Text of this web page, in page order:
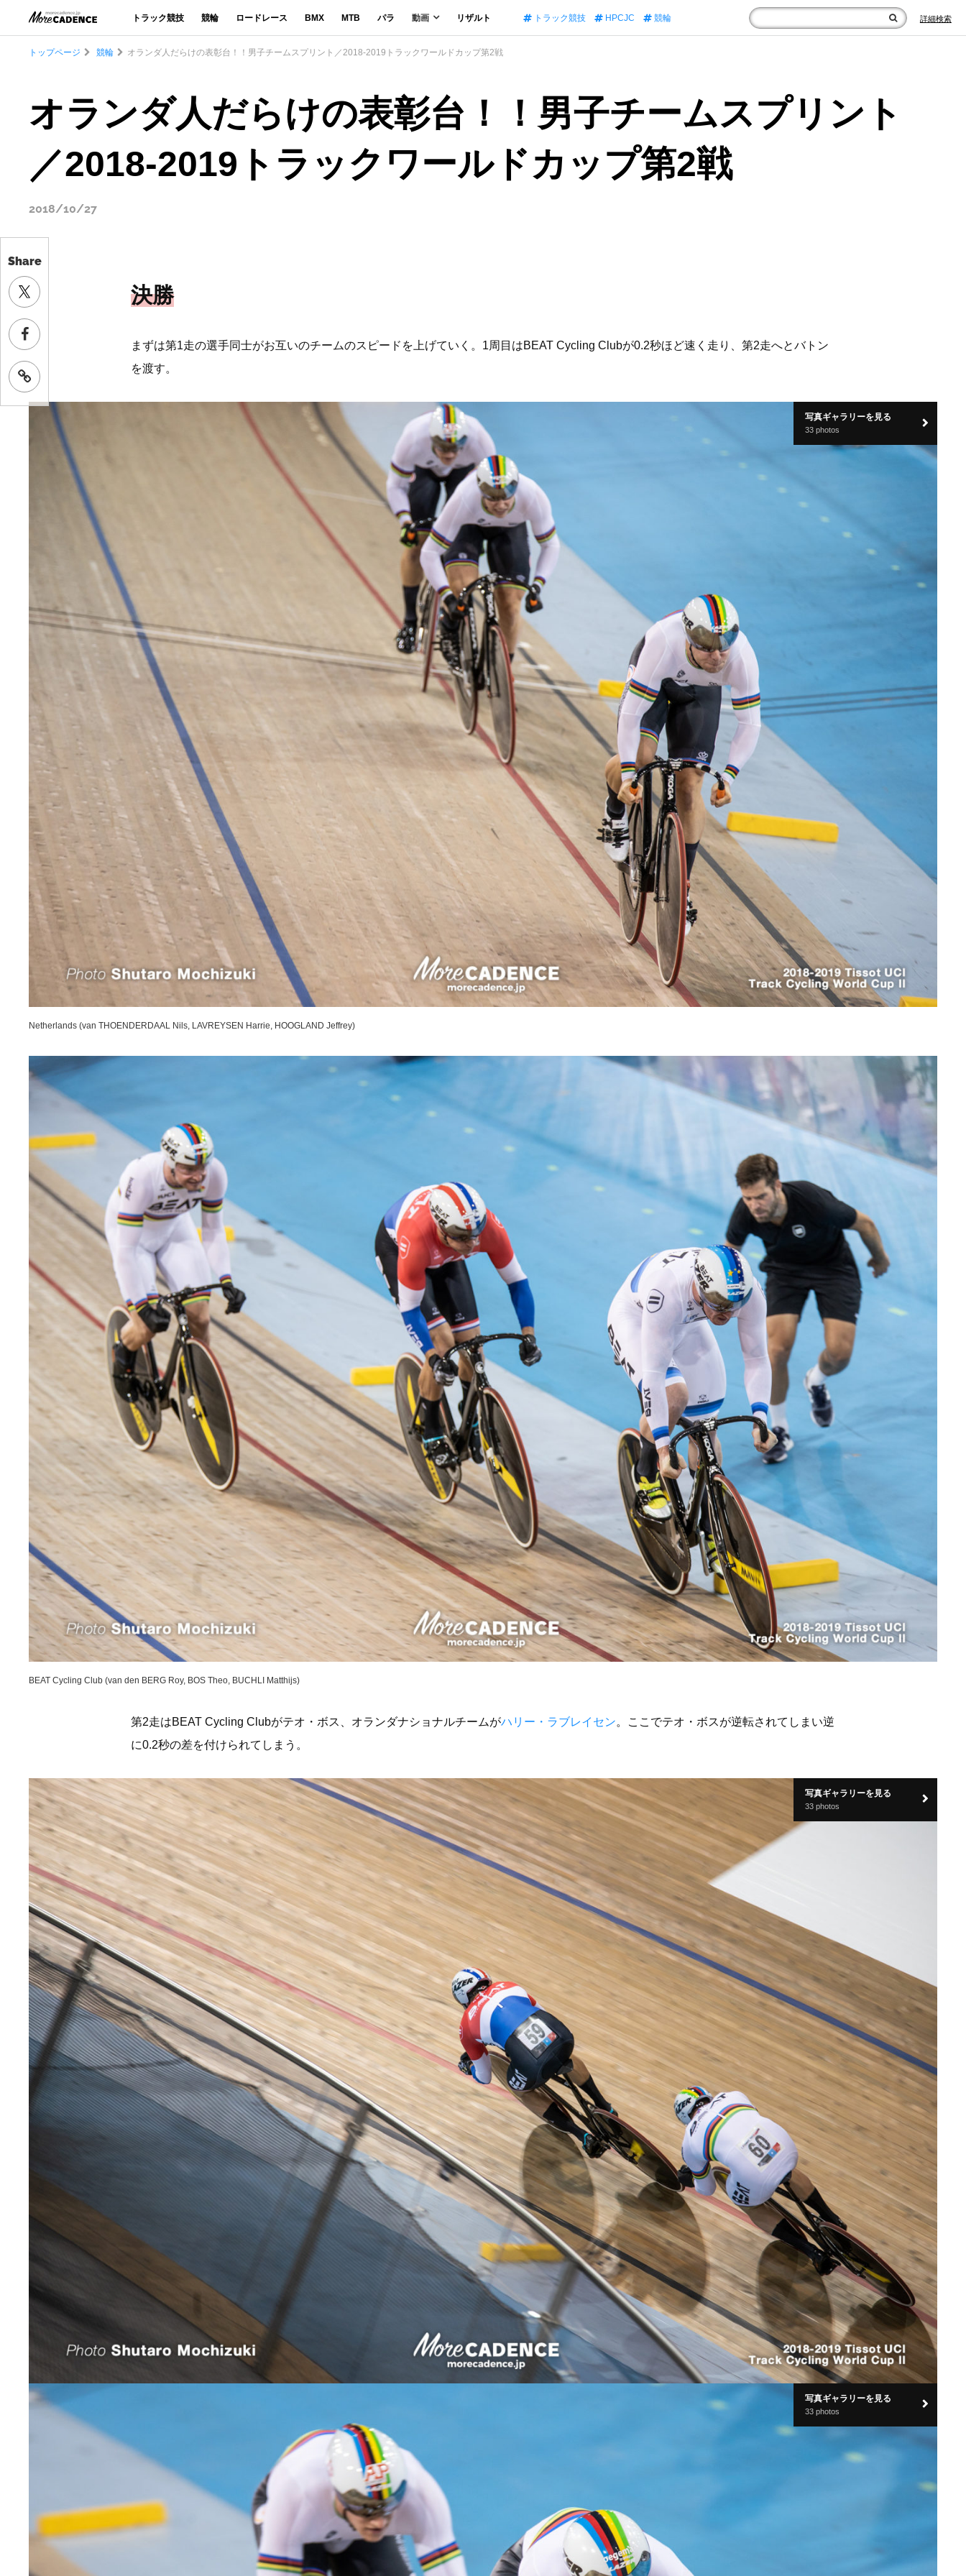
トラック競技 競輪 ロードレース BMX MTB パラ 動画 リザルト トラック競技 HPCJC 競輪 詳細検索
Share
トップページ 競輪 オランダ人だらけの表彰台！！男子チームスプリント／2018-2019トラックワールドカップ第2戦
オランダ人だらけの表彰台！！男子チームスプリント
／2018-2019トラックワールドカップ第2戦
2018/10/27
決勝
まずは第1走の選手同士がお互いのチームのスピードを上げていく。1周目はBEAT Cycling Clubが0.2秒ほど速く走り、第2走へとバトン
を渡す。
写真ギャラリーを見る
33 photos
Netherlands (van THOENDERDAAL Nils, LAVREYSEN Harrie, HOOGLAND Jeffrey)
BEAT Cycling Club (van den BERG Roy, BOS Theo, BUCHLI Matthijs)
第2走はBEAT Cycling Clubがテオ・ボス、オランダナショナルチームがハリー・ラブレイセン。ここでテオ・ボスが逆転されてしまい逆
に0.2秒の差を付けられてしまう。
写真ギャラリーを見る
33 photos
写真ギャラリーを見る
33 photos